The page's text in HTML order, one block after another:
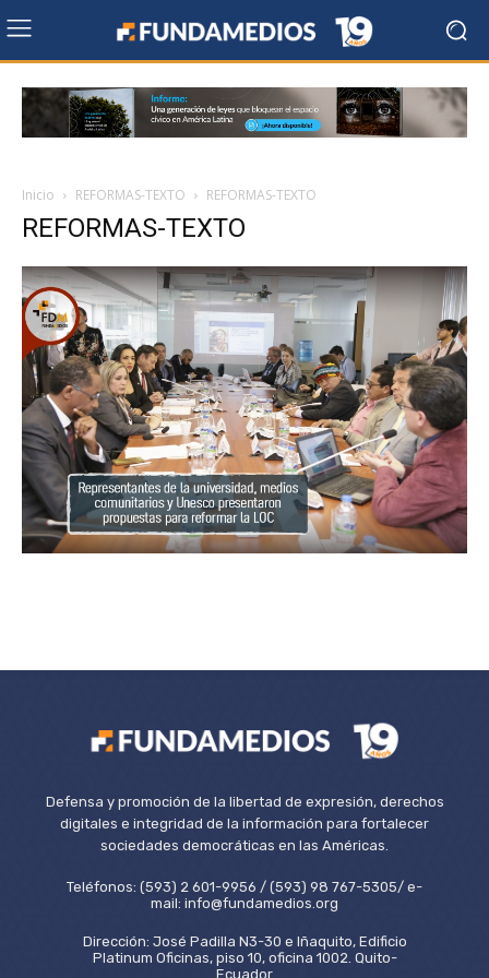
Inicio REFORMAS-TEXTO REFORMAS-TEXTO
REFORMAS-TEXTO
Defensa y promoción de la libertad de expresión, derechos
digitales e integridad de la información para fortalecer
sociedades democráticas en las Américas.
Teléfonos: (593) 2 601-9956 / (593) 98 767-5305/ e-
mail: info@fundamedios.org
Dirección: José Padilla N3-30 e Iñaquito, Edificio
Platinum Oficinas, piso 10, oficina 1002. Quito-
Ecuador